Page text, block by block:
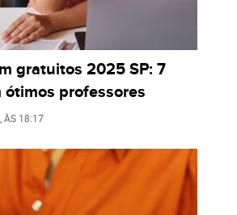
gratuitos 2025 SP: 7
ótimos professores
, ÀS 18:17